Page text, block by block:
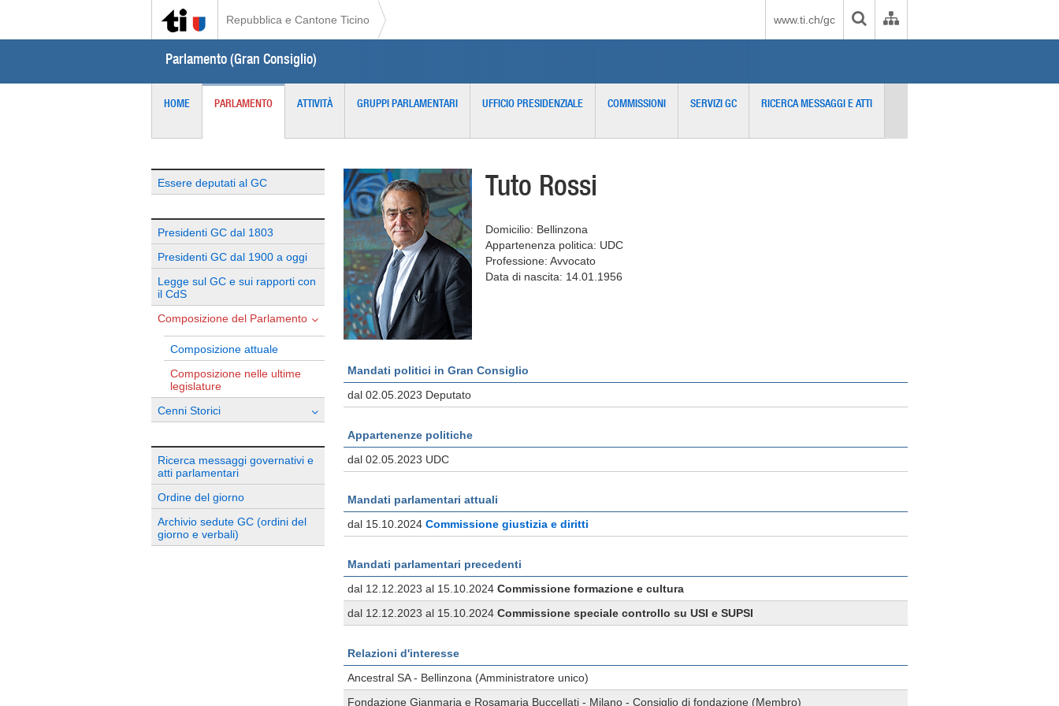
Repubblica e Cantone Ticino www.ti.ch/gc
Parlamento (Gran Consiglio)
HOME PARLAMENTO ATTIVITÀ GRUPPI PARLAMENTARI UFFICIO PRESIDENZIALE COMMISSIONI SERVIZI GC RICERCA MESSAGGI E ATTI
Essere deputati al GC
Presidenti GC dal 1803
Presidenti GC dal 1900 a oggi
Legge sul GC e sui rapporti con
il CdS
Composizione del Parlamento
Composizione attuale
Composizione nelle ultime
legislature
Cenni Storici
Ricerca messaggi governativi e
atti parlamentari
Ordine del giorno
Archivio sedute GC (ordini del
giorno e verbali)
Tuto Rossi
Domicilio: Bellinzona
Appartenenza politica: UDC
Professione: Avvocato
Data di nascita: 14.01.1956
Mandati politici in Gran Consiglio
dal 02.05.2023 Deputato
Appartenenze politiche
dal 02.05.2023 UDC
Mandati parlamentari attuali
dal 15.10.2024 Commissione giustizia e diritti
Mandati parlamentari precedenti
dal 12.12.2023 al 15.10.2024 Commissione formazione e cultura
dal 12.12.2023 al 15.10.2024 Commissione speciale controllo su USI e SUPSI
Relazioni d'interesse
Ancestral SA - Bellinzona (Amministratore unico)
Fondazione Gianmaria e Rosamaria Buccellati - Milano - Consiglio di fondazione (Membro)